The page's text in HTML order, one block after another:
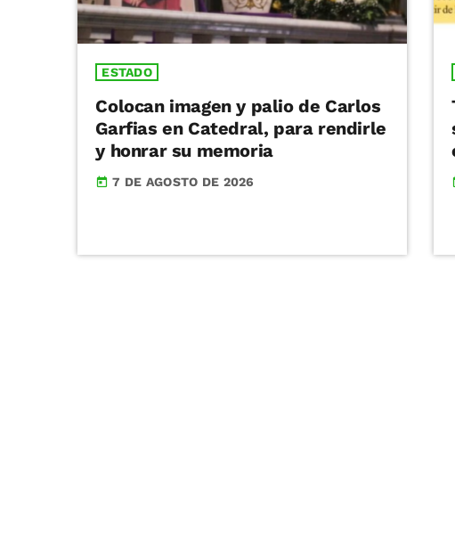
ESTADO
Colocan imagen y palio de Carlos
Garfias en Catedral, para rendirle
y honrar su memoria
today 7 DE AGOSTO DE 2026